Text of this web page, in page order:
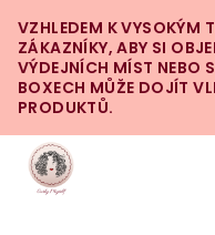
na
obsah
VZHLEDEM K VYSOKÝM
ZÁKAZNÍKY, ABY SI
VÝDEJNÍCH MÍST NEBO
BOXECH MŮŽE DOJÍT
PRODUKTŮ.